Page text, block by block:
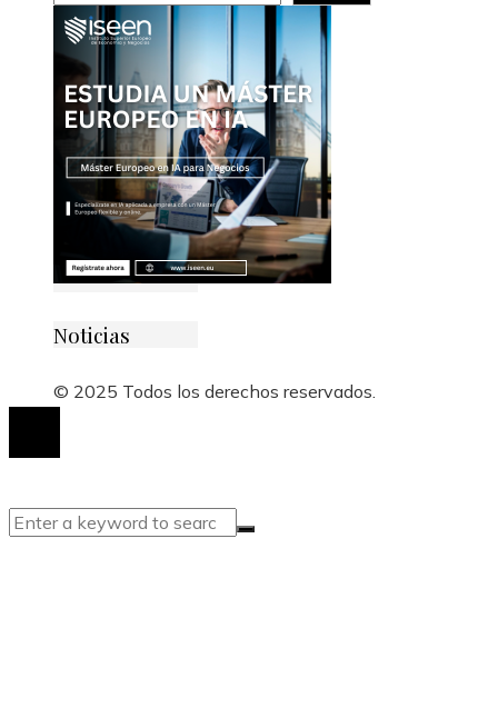
Noticias
© 2025 Todos los derechos reservados.